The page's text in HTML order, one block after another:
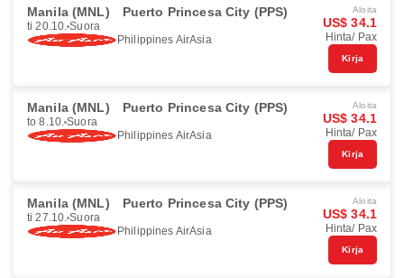
Manila (MNL) Puerto Princesa City (PPS)
ti 20.10. Suora
Philippines AirAsia
Aloita
US$ 34.1
Hinta/ Pax
Kirja
Manila (MNL) Puerto Princesa City (PPS)
to 8.10. Suora
Philippines AirAsia
Aloita
US$ 34.1
Hinta/ Pax
Kirja
Manila (MNL) Puerto Princesa City (PPS)
ti 27.10. Suora
Philippines AirAsia
Aloita
US$ 34.1
Hinta/ Pax
Kirja